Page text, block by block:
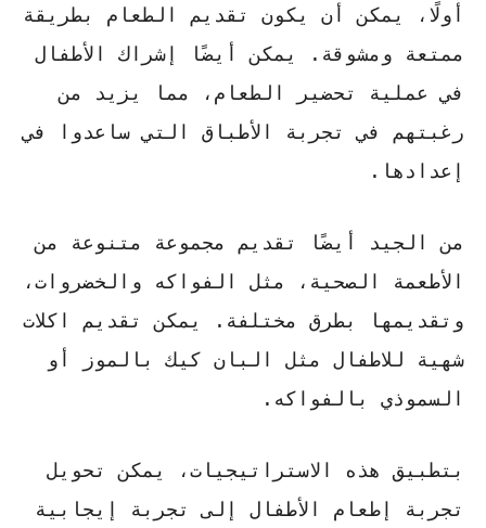
أولًا، يمكن أن يكون تقديم الطعام بطريقة
ممتعة ومشوقة. يمكن أيضًا إشراك الأطفال
في عملية تحضير الطعام، مما يزيد من
رغبتهم في تجربة الأطباق التي ساعدوا في
إعدادها.
من الجيد أيضًا تقديم مجموعة متنوعة من
الأطعمة الصحية، مثل الفواكه والخضروات،
وتقديمها بطرق مختلفة. يمكن تقديم
اكلات
شهية للاطفال مثل البان كيك بالموز أو
السموذي بالفواكه.
بتطبيق هذه الاستراتيجيات، يمكن تحويل
تجربة إطعام الأطفال إلى تجربة إيجابية